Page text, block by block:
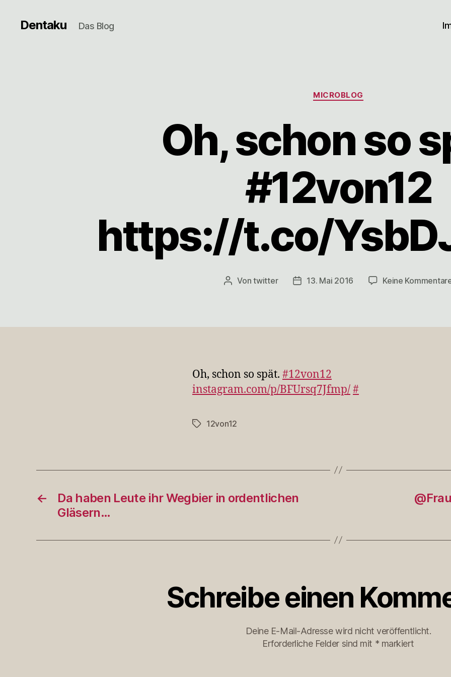
Dentaku Das Blog
Kategorien
MICROBLOG
Oh, schon so
#12von12
https://t.co/
Beitragsautor
Vontwitter Veröffentlichungsdatum
13. Mai 2016 Keine
Oh, schon so spät. #12von12
instagram.com/p/BFUrsq7Jfmp/#
Schlagwörter
12von12
←
Da haben Leute ihr Wegbier in ordentlichen
Gläsern…
Schreibe einen
Deine E-Mail-Adresse wird nicht veröffentlicht.
Erforderliche Felder sind mit * markiert